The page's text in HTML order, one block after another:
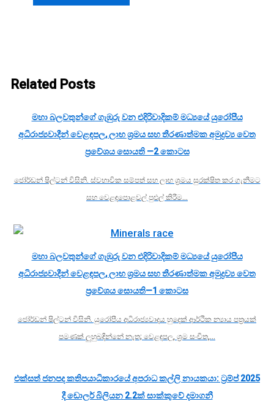
Related Posts
මහා බලවතුන්ගේ ගැඹුරු වන එදිරිවාදිකම් මධ්‍යයේ යුරෝපීය
අධිරාජ්‍යවාදීන් වෙළඳපල, ලාභ ශ්‍රමය සහ තීරණාත්මක අමුද්‍රව්‍ය වෙත
ප්‍රවේශය සොයති —2 කොටස
ජෝර්ඩන් ෂිල්ටන් විසිනි. ස්වභාවික සම්පත් සහ ලාභ ශ්‍රමය සුරක්ෂිත කර ගැනීමට
සහ වෙළඳපොළවල් පුළුල් කිරීම…
මහා බලවතුන්ගේ ගැඹුරු වන එදිරිවාදිකම් මධ්‍යයේ යුරෝපීය
අධිරාජ්‍යවාදීන් වෙළඳපල, ලාභ ශ්‍රමය සහ තීරණාත්මක අමුද්‍රව්‍ය වෙත
ප්‍රවේශය සොයති—1 කොටස
ජෝර්ඩන් ෂිල්ටන් විසිනි. යුරෝපීය අධිරාජ්‍යවාදය හුදෙක් ආර්ථික න්‍යාය පත්‍රයක්
පමණක් ලුහුබඳින්නේ නැත; වෙළඳපල, ශ්‍රම සංචිත,…
එක්සත් ජනපද කතිපයාධිකාරයේ අපරාධ කල්ලි නායකයා: ට්‍රම්ප් 2025
දී ඩොලර් බිලියන 2.2ක් සාක්කුවේ දමාගනී